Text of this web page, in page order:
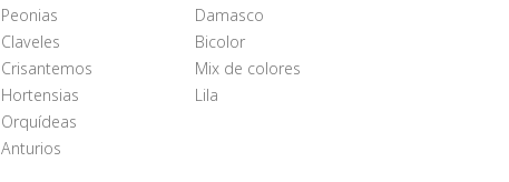
Peonias
Claveles
Crisantemos
Hortensias
Orquídeas
Anturios
Damasco
Bicolor
Mix de colores
Lila